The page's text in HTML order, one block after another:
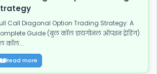
Call Diagonal Option Trading Strategy: A
Guide (बुल कॉल डायगोनल ऑप्शन ट्रेडिंग)
कॉल...
Read more